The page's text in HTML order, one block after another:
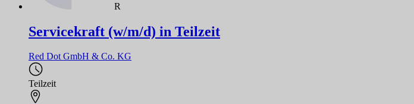
R
Servicekraft (w/m/d) in Teilzeit
Red Dot GmbH & Co. KG
Teilzeit